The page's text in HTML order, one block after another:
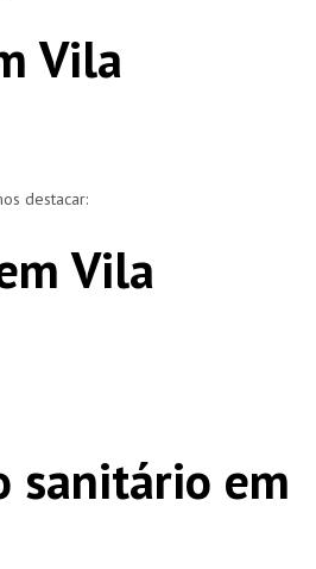
Vila
destacar:
Vila
sanitário em